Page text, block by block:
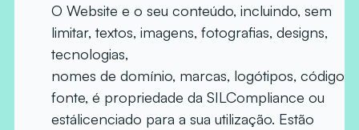
O Website e o seu conteúdo, incluindo, sem
limitar, textos, imagens, fotografias, designs,
tecnologias,
nomes de domínio, marcas, logótipos, código
fonte, é propriedade da SILCompliance ou
estálicenciado para a sua utilização. Estão